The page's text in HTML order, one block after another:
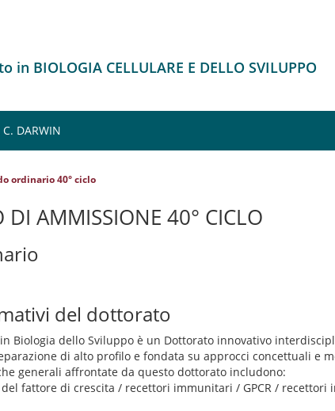
in BIOLOGIA CELLULARE E DELLO SVILUPPO
DARWIN
ordinario 40° ciclo
DI AMMISSIONE 40° CICLO
del dottorato
Biologia dello Sviluppo è un Dottorato innovativo
di alto profilo e fondata su approcci concettuali e
generali affrontate da questo dottorato includono:
fattore di crescita / recettori immunitari / GPCR /